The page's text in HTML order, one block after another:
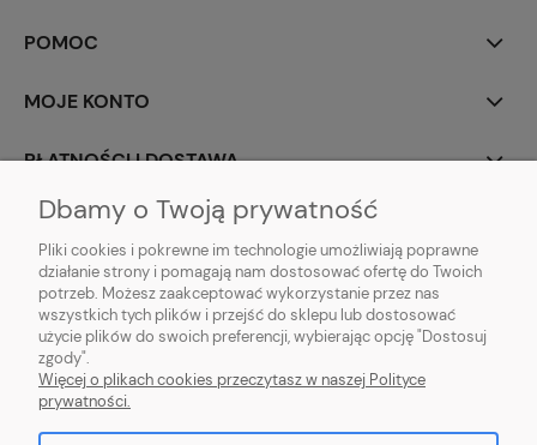
POMOC
MOJE KONTO
PŁATNOŚCI I DOSTAWA
INFORMACJE
O NAS
Sklep rolno-ogrodniczy - DAM-SAD | Nowy Miedzechów 12A, 05-604
Jasieniec woj. mazowieckiew | Email: sklep@dam-sad.pl Tel: 518 419 813 |
Dbamy o Twoją prywatność
Pliki cookies i pokrewne im technologie umożliwiają poprawne
działanie strony i pomagają nam dostosować ofertę do Twoich
potrzeb. Możesz zaakceptować wykorzystanie przez nas
wszystkich tych plików i przejść do sklepu lub dostosować
użycie plików do swoich preferencji, wybierając opcję "Dostosuj
zgody".
Więcej o plikach cookies przeczytasz w naszej Polityce
prywatności.